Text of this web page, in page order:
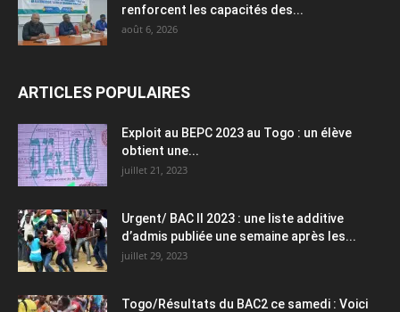
renforcent les capacités des...
août 6, 2026
ARTICLES POPULAIRES
Exploit au BEPC 2023 au Togo : un élève
obtient une...
juillet 21, 2023
Urgent/ BAC II 2023 : une liste additive
d’admis publiée une semaine après les...
juillet 29, 2023
Togo/Résultats du BAC2 ce samedi : Voici